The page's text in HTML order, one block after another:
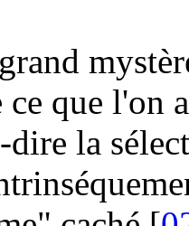
ce que l'on
dire la